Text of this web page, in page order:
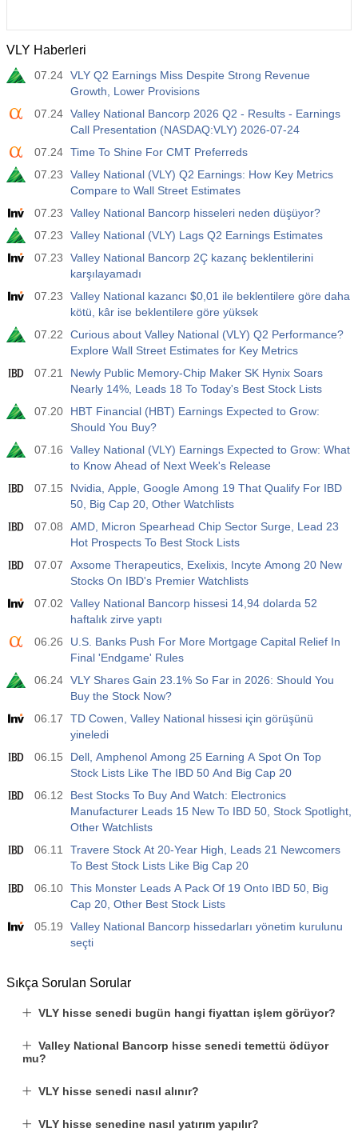
VLY Haberleri
07.24 VLY Q2 Earnings Miss Despite Strong Revenue
Growth, Lower Provisions
07.24 Valley National Bancorp 2026 Q2 - Results - Earnings
Call Presentation (NASDAQ:VLY) 2026-07-24
07.24 Time To Shine For CMT Preferreds
07.23
Valley National (VLY) Q2 Earnings: How Key Metrics
Compare to Wall Street Estimates
07.23
Valley National Bancorp hisseleri neden düşüyor?
07.23
Valley National (VLY) Lags Q2 Earnings Estimates
07.23
Valley National Bancorp 2Ç kazanç beklentilerini
karşılayamadı
07.23
Valley National kazancı $0,01 ile beklentilere göre daha
kötü, kâr ise beklentilere göre yüksek
07.22
Curious about Valley National (VLY) Q2 Performance?
Explore Wall Street Estimates for Key Metrics
07.21
Newly Public Memory-Chip Maker SK Hynix Soars
Nearly 14%, Leads 18 To Today's Best Stock Lists
07.20
HBT Financial (HBT) Earnings Expected to Grow:
Should You Buy?
07.16
Valley National (VLY) Earnings Expected to Grow: What
to Know Ahead of Next Week's Release
07.15
Nvidia, Apple, Google Among 19 That Qualify For IBD
50, Big Cap 20, Other Watchlists
07.08
AMD, Micron Spearhead Chip Sector Surge, Lead 23
Hot Prospects To Best Stock Lists
07.07
Axsome Therapeutics, Exelixis, Incyte Among 20 New
Stocks On IBD's Premier Watchlists
07.02
Valley National Bancorp hissesi 14,94 dolarda 52
haftalık zirve yaptı
06.26
U.S. Banks Push For More Mortgage Capital Relief In
Final 'Endgame' Rules
06.24 VLY Shares Gain 23.1% So Far in 2026: Should You
Buy the Stock Now?
06.17
TD Cowen, Valley National hissesi için görüşünü
yineledi
06.15
Dell, Amphenol Among 25 Earning A Spot On Top
Stock Lists Like The IBD 50 And Big Cap 20
06.12
Best Stocks To Buy And Watch: Electronics
Manufacturer Leads 15 New To IBD 50, Stock Spotlight,
Other Watchlists
06.11
Travere Stock At 20-Year High, Leads 21 Newcomers
To Best Stock Lists Like Big Cap 20
06.10 This Monster Leads A Pack Of 19 Onto IBD 50, Big
Cap 20, Other Best Stock Lists
05.19
Valley National Bancorp hissedarları yönetim kurulunu
seçti
Sıkça Sorulan Sorular
VLY hisse senedi bugün hangi fiyattan işlem görüyor?
Valley National Bancorp hisse senedi temettü ödüyor
mu?
VLY hisse senedi nasıl alınır?
VLY hisse senedine nasıl yatırım yapılır?